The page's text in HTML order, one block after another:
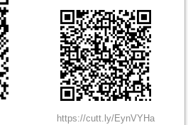
https://cutt.ly/EynVYHa